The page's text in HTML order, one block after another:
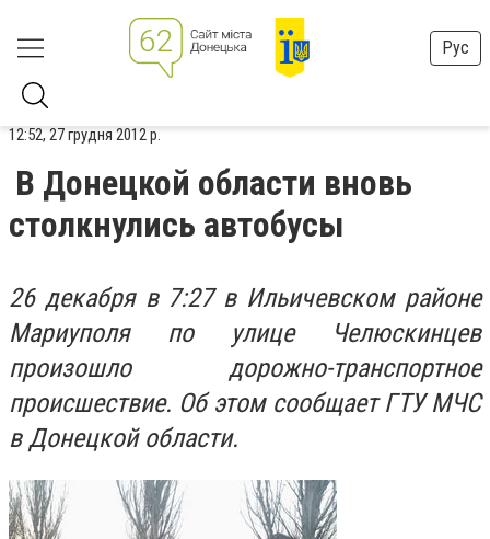
Рус
12:52, 27 грудня 2012 р.
В Донецкой области вновь
столкнулись автобусы
26 декабря в 7:27 в Ильичевском районе
Мариуполя по улице Челюскинцев
произошло дорожно-транспортное
происшествие. Об этом сообщает ГТУ МЧС
в Донецкой области.